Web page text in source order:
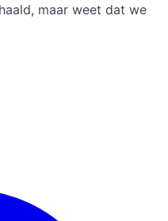
maar weet dat we